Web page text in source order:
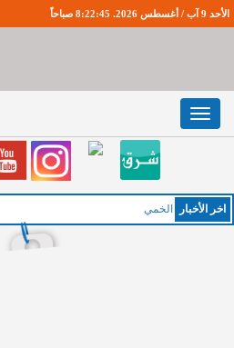
الأحد 9 آب / أغسطس 2026. 8:22:46 صباحاً
Toggle
navigation
اخر اﻷخبار الخميس : طقس